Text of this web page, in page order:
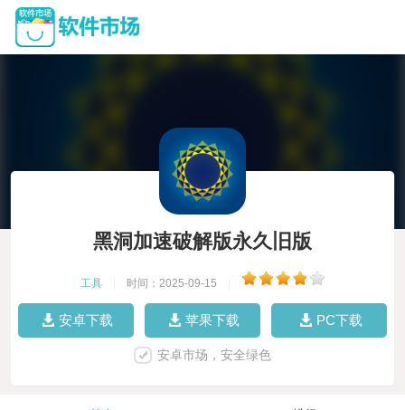
黑洞加速破解版永久旧版
工具 时间：2025-09-15
安卓下载 苹果下载 PC下载
安卓市场，安全绿色